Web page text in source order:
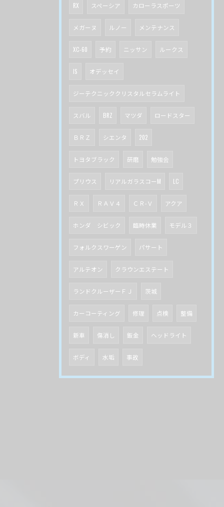
RX スペーシア カローラスポーツ
メガーヌ ルノー メンテナンス
XC-60 予約 ニッサン ルークス
IS オデッセイ
ジーテクニッククリスタルセラムライト
スバル BRZ マツダ ロードスター
ＢＲＺ シエンタ 202
トヨタブラック 研磨 勉強会
プリウス リアルガラスコーM LC
ＲＸ ＲＡＶ４ ＣＲ-Ｖ アクア
ホンダ シビック 臨時休業 モデル３
フォルクスワーゲン パサート
アルテオン クラウンエステート
ランドクルーザーＦＪ 茨城
カーコーティング 修理 点検 整備
新車 傷消し 鈑金 ヘッドライト
ボディ 水垢 事故